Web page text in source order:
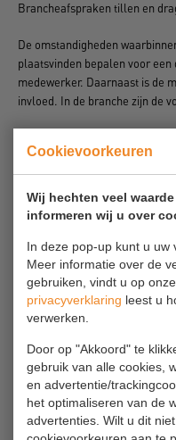
Cookievoorkeuren
Wij hechten veel
informeren wij u over
In deze pop-up kunt u uw
Meer informatie over de
gebruiken, vindt u op
privacyverklaring leest u
verwerken.
Door op "Akkoord" te
gebruik van alle cookies,
en advertentie/
het optimaliseren van de
advertenties. Wilt u dit
Brancheafspraken tillen en
De omstandigheden
plaatsvinden bepalen voor
medewerker. Daarnaast is de
invloed. In de branche zijn de
Het met twee handen
als dat meerdere keren
wanneer onder ideale
Het over een afstand
Gewichten, met 2
Gewichten, met 1 hand
Gewichten van meer
worden om grip te
Gewichten verplaatsen
meer bedraagt dan 4 kg
Tillen boven 180 cm